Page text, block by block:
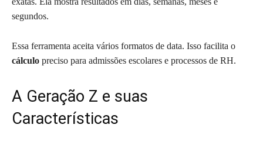
segundos.
Essa ferramenta aceita vários formatos de data. Isso facilita o
cálculo preciso para admissões escolares e processos de RH.
A Geração Z e suas
Características